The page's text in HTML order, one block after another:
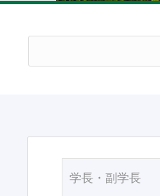
学長・副学長